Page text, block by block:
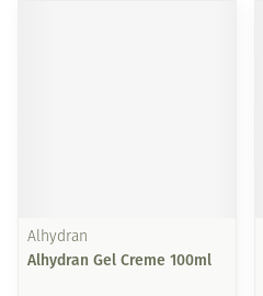
Alhydran
Alhydran Gel Creme 100ml